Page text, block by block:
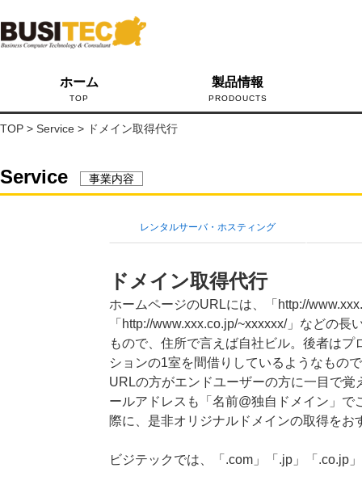
ホーム
TOP
製品情報
PRODOUCTS
TOP > Service > ドメイン取得代行
Service 事業内容
レンタルサーバ・ホスティング
ドメイン取得代行
ホームページのURLには、「http://
「http://www.xxx.co.jp/~xxxxxx/」などの
もので、住所で言えば自社ビル。後者は
ションの1室を間借りしているようなもの
URLの方がエンドユーザーの方に一目で
ールアドレスも「名前@独自ドメイン」
際に、是非オリジナルドメインの取得をお
ビジテックでは、「.com」「.jp」「.co.jp